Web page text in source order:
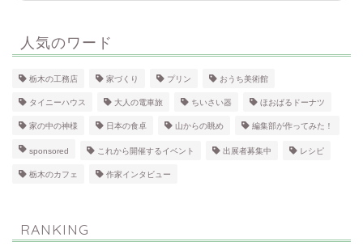
人気のワード
栃木の工務店 家づくり プリン おうち美術館
タイニーハウス 大人の電車旅 ちいさい器 ほおばるドーナツ
家の中の神様 日本の食卓 山からの眺め 編集部が作ってみた！
sponsored これから開催するイベント 出展者募集中 レシピ
栃木のカフェ 作家インタビュー
RANKING